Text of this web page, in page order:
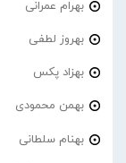
بهرام عمرانی
بهروز لطفی
بهزاد پکس
بهمن محمودی
بهنام سلطانی